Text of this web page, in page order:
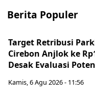
Berita Populer
Target Retribusi
Cirebon Anjlok ke
Desak Evaluasi
Kamis, 6 Agu 2026 - 11:56